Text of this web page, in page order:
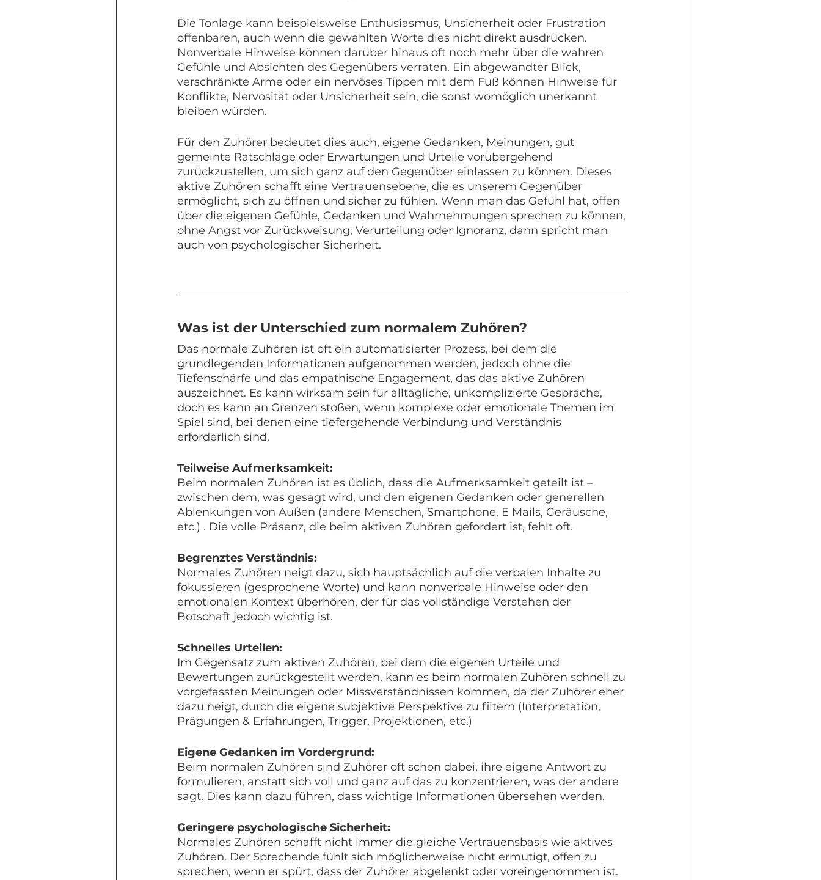
Die Tonlage kann beispielsweise Enthusiasmus, Unsicherheit oder Frustration
offenbaren, auch wenn die gewählten Worte dies nicht direkt ausdrücken.
Nonverbale Hinweise können darüber hinaus oft noch mehr über die wahren
Gefühle und Absichten des Gegenübers verraten. Ein abgewandter Blick,
verschränkte Arme oder ein nervöses Tippen mit dem Fuß können Hinweise für
Konflikte, Nervosität oder Unsicherheit sein, die sonst womöglich unerkannt
bleiben würden.
Für den Zuhörer bedeutet dies auch, eigene Gedanken, Meinungen, gut
gemeinte Ratschläge oder Erwartungen und Urteile vorübergehend
zurückzustellen, um sich ganz auf den Gegenüber einlassen zu können. Dieses
aktive Zuhören schafft eine Vertrauensebene, die es unserem Gegenüber
ermöglicht, sich zu öffnen und sicher zu fühlen. Wenn man das Gefühl hat, offen
über die eigenen Gefühle, Gedanken und Wahrnehmungen sprechen zu können,
ohne Angst vor Zurückweisung, Verurteilung oder Ignoranz, dann spricht man
auch von psychologischer Sicherheit.
Was ist der Unterschied zum normalem Zuhören?
Das normale Zuhören ist oft ein automatisierter Prozess, bei dem die
grundlegenden Informationen aufgenommen werden, jedoch ohne die
Tiefenschärfe und das empathische Engagement, das das aktive Zuhören
auszeichnet. Es kann wirksam sein für alltägliche, unkomplizierte Gespräche,
doch es kann an Grenzen stoßen, wenn komplexe oder emotionale Themen im
Spiel sind, bei denen eine tiefergehende Verbindung und Verständnis
erforderlich sind.
Teilweise Aufmerksamkeit:
Beim normalen Zuhören ist es üblich, dass die Aufmerksamkeit geteilt ist –
zwischen dem, was gesagt wird, und den eigenen Gedanken oder generellen
Ablenkungen von Außen (andere Menschen, Smartphone, E Mails, Geräusche,
etc.) . Die volle Präsenz, die beim aktiven Zuhören gefordert ist, fehlt oft.
Begrenztes Verständnis:
Normales Zuhören neigt dazu, sich hauptsächlich auf die verbalen Inhalte zu
fokussieren (gesprochene Worte) und kann nonverbale Hinweise oder den
emotionalen Kontext überhören, der für das vollständige Verstehen der
Botschaft jedoch wichtig ist.
Schnelles Urteilen:
Im Gegensatz zum aktiven Zuhören, bei dem die eigenen Urteile und
Bewertungen zurückgestellt werden, kann es beim normalen Zuhören schnell zu
vorgefassten Meinungen oder Missverständnissen kommen, da der Zuhörer eher
dazu neigt, durch die eigene subjektive Perspektive zu filtern (Interpretation,
Prägungen & Erfahrungen, Trigger, Projektionen, etc.)
Eigene Gedanken im Vordergrund:
Beim normalen Zuhören sind Zuhörer oft schon dabei, ihre eigene Antwort zu
formulieren, anstatt sich voll und ganz auf das zu konzentrieren, was der andere
sagt. Dies kann dazu führen, dass wichtige Informationen übersehen werden.
Geringere psychologische Sicherheit:
Normales Zuhören schafft nicht immer die gleiche Vertrauensbasis wie aktives
Zuhören. Der Sprechende fühlt sich möglicherweise nicht ermutigt, offen zu
sprechen, wenn er spürt, dass der Zuhörer abgelenkt oder voreingenommen ist.